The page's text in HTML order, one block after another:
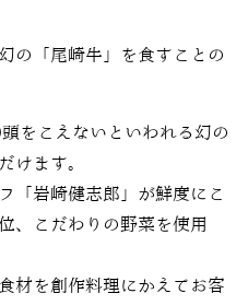
の「尾崎牛」を食すことの
をこえないといわれる幻の
けます。
「岩崎健志郎」が鮮度にこ
、こだわりの野菜を使用
材を創作料理にかえてお客